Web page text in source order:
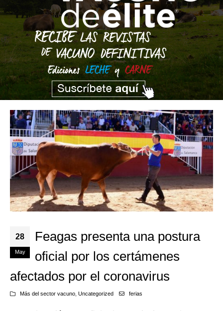
28
May
Feagas presenta una postura
oficial por los certámenes
afectados por el coronavirus
Más del sector vacuno, Uncategorized ferias